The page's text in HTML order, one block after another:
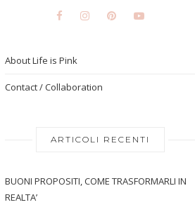
About Life is Pink
Contact / Collaboration
ARTICOLI RECENTI
BUONI PROPOSITI, COME TRASFORMARLI IN
REALTA’